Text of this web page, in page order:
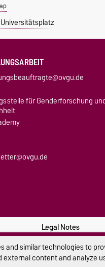
für Genderforschung
Legal Notes
Privacy Policy
and similar technologies to
external content and analyze